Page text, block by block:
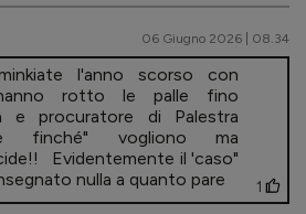
06 Giugno 2026 | 08.34
l'anno scorso con
hanno rotto le palle fino
procuratore di Palestra
finché" vogliono ma
Evidentemente il 'caso"
nulla a quanto pare
1